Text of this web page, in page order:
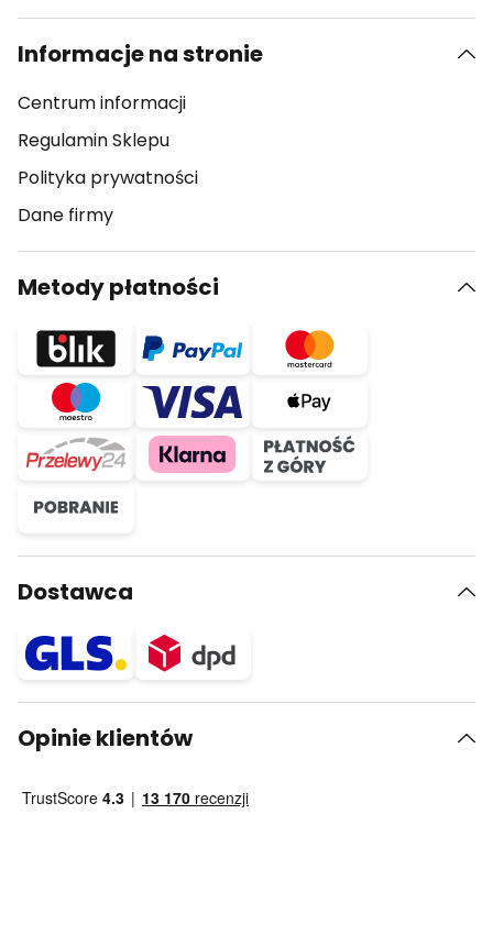
Informacje na stronie
Centrum informacji
Regulamin Sklepu
Polityka prywatności
Dane firmy
Metody płatności
Dostawca
Opinie klientów